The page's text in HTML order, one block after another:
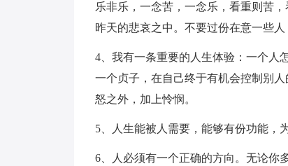
乐非乐，一念苦，一念乐，看重则苦
昨天的悲哀之中。不要过份在意一些
4、我有一条重要的人生体验：一个人
一个贞子，在自己终于有机会控制别
怒之外，加上怜悯。
5、人生能被人需要，能够有份功能，
6、人必须有一个正确的方向。无论你